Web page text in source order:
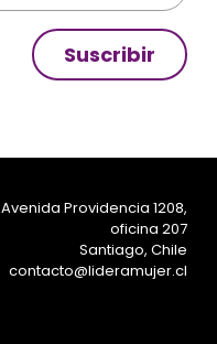
Suscribir
Avenida Providencia 1208,
oficina 207
Santiago, Chile
contacto@lideramujer.cl